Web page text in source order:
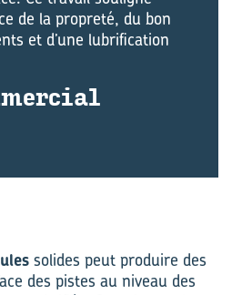
de la propreté, du bon
et d’une lubrification
solides peut produire des
des pistes au niveau des